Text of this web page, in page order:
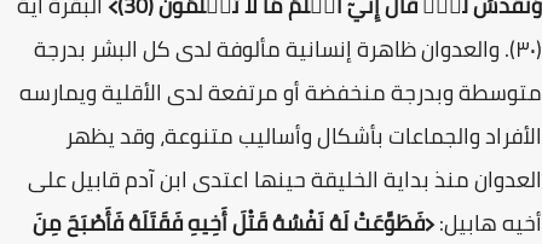
(۳۰). والعدوان ظاهرة إنسانية مألوفة لدى كل البشر بدرجة
متوسطة وبدرجة منخفضة أو مرتفعة لدى الأقلية ويمارسه
الأفراد والجماعات بأشكال وأساليب متنوعة، وقد يظهر
العدوان منذ بداية الخليقة حينها اعتدى ابن آدم قابيل على
أخيه هابيل:﴿فَطَوَّعَتْ لَهُ نَفْسُهُ قَتْلَ أَخِيهِ فَقَتَلَهُ فَأَصْبَحَ مِنَ